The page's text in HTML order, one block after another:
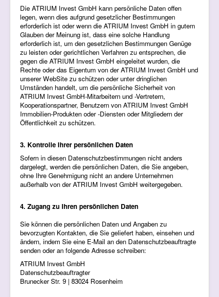
Die ATRIUM Invest GmbH kann persönliche Daten offen
legen, wenn dies aufgrund gesetzlicher Bestimmungen
erforderlich ist oder wenn die ATRIUM Invest GmbH in gutem
Glauben der Meinung ist, dass eine solche Handlung
erforderlich ist, um den gesetzlichen Bestimmungen Genüge
zu leisten oder gerichtlichen Verfahren zu entsprechen, die
gegen die ATRIUM Invest GmbH eingeleitet wurden, die
Rechte oder das Eigentum von der ATRIUM Invest GmbH und
unserer WebSite zu schützen oder unter dringlichen
Umständen handelt, um die persönliche Sicherheit von
ATRIUM Invest GmbH-Mitarbeitern und -Vertretern,
Kooperationspartner, Benutzern von ATRIUM Invest GmbH
Immobilien-Produkten oder -Diensten oder Mitgliedern der
Öffentlichkeit zu schützen.
3. Kontrolle Ihrer persönlichen Daten
Sofern in diesen Datenschutzbestimmungen nicht anders
dargelegt, werden die persönlichen Daten, die Sie angeben,
ohne Ihre Genehmigung nicht an andere Unternehmen
außerhalb von der ATRIUM Invest GmbH weitergegeben.
4. Zugang zu Ihren persönlichen Daten
Sie können die persönlichen Daten und Angaben zu
bevorzugten Kontakten, die Sie geliefert haben, einsehen und
ändern, indem Sie eine E-Mail an den Datenschutzbeauftragte
senden oder an folgende Adresse schreiben:
ATRIUM Invest GmbH
Datenschutzbeauftragter
Brunecker Str. 9 | 83024 Rosenheim